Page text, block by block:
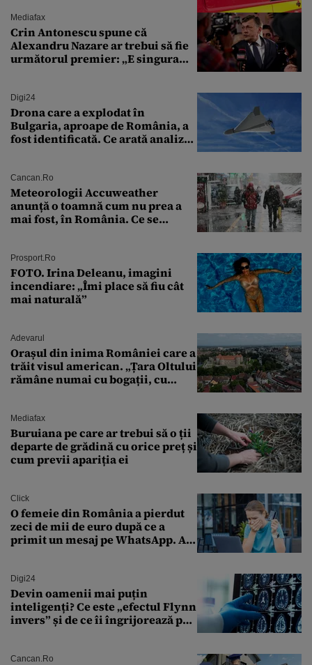
Mediafax
Crin Antonescu spune că
Alexandru Nazare ar trebui să fie
următorul premier: „E singura
Digi24
Drona care a explodat în
Bulgaria, aproape de România, a
fost identificată. Ce arată analiza
Cancan.ro
Meteorologii Accuweather
anunță o toamnă cum nu prea a
mai fost, în România. Ce se
București. Pe ce dată ninge
Prosport.ro
FOTO. Irina Deleanu, imagini
incendiare: „Îmi place să fiu cât
mai naturală”
Adevarul
Orașul din inima României care a
trăit visul american. „Țara Oltului
rămâne numai cu bogații, cu
Mediafax
Buruiana pe care ar trebui să o ții
departe de grădină cu orice preț și
cum previi apariția ei
Click
O femeie din România a pierdut
zeci de mii de euro după ce a
primit un mesaj pe WhatsApp. A
Digi24
Devin oamenii mai puțin
inteligenți? Ce este „efectul Flynn
invers” și de ce îi îngrijorează pe
Cancan.ro